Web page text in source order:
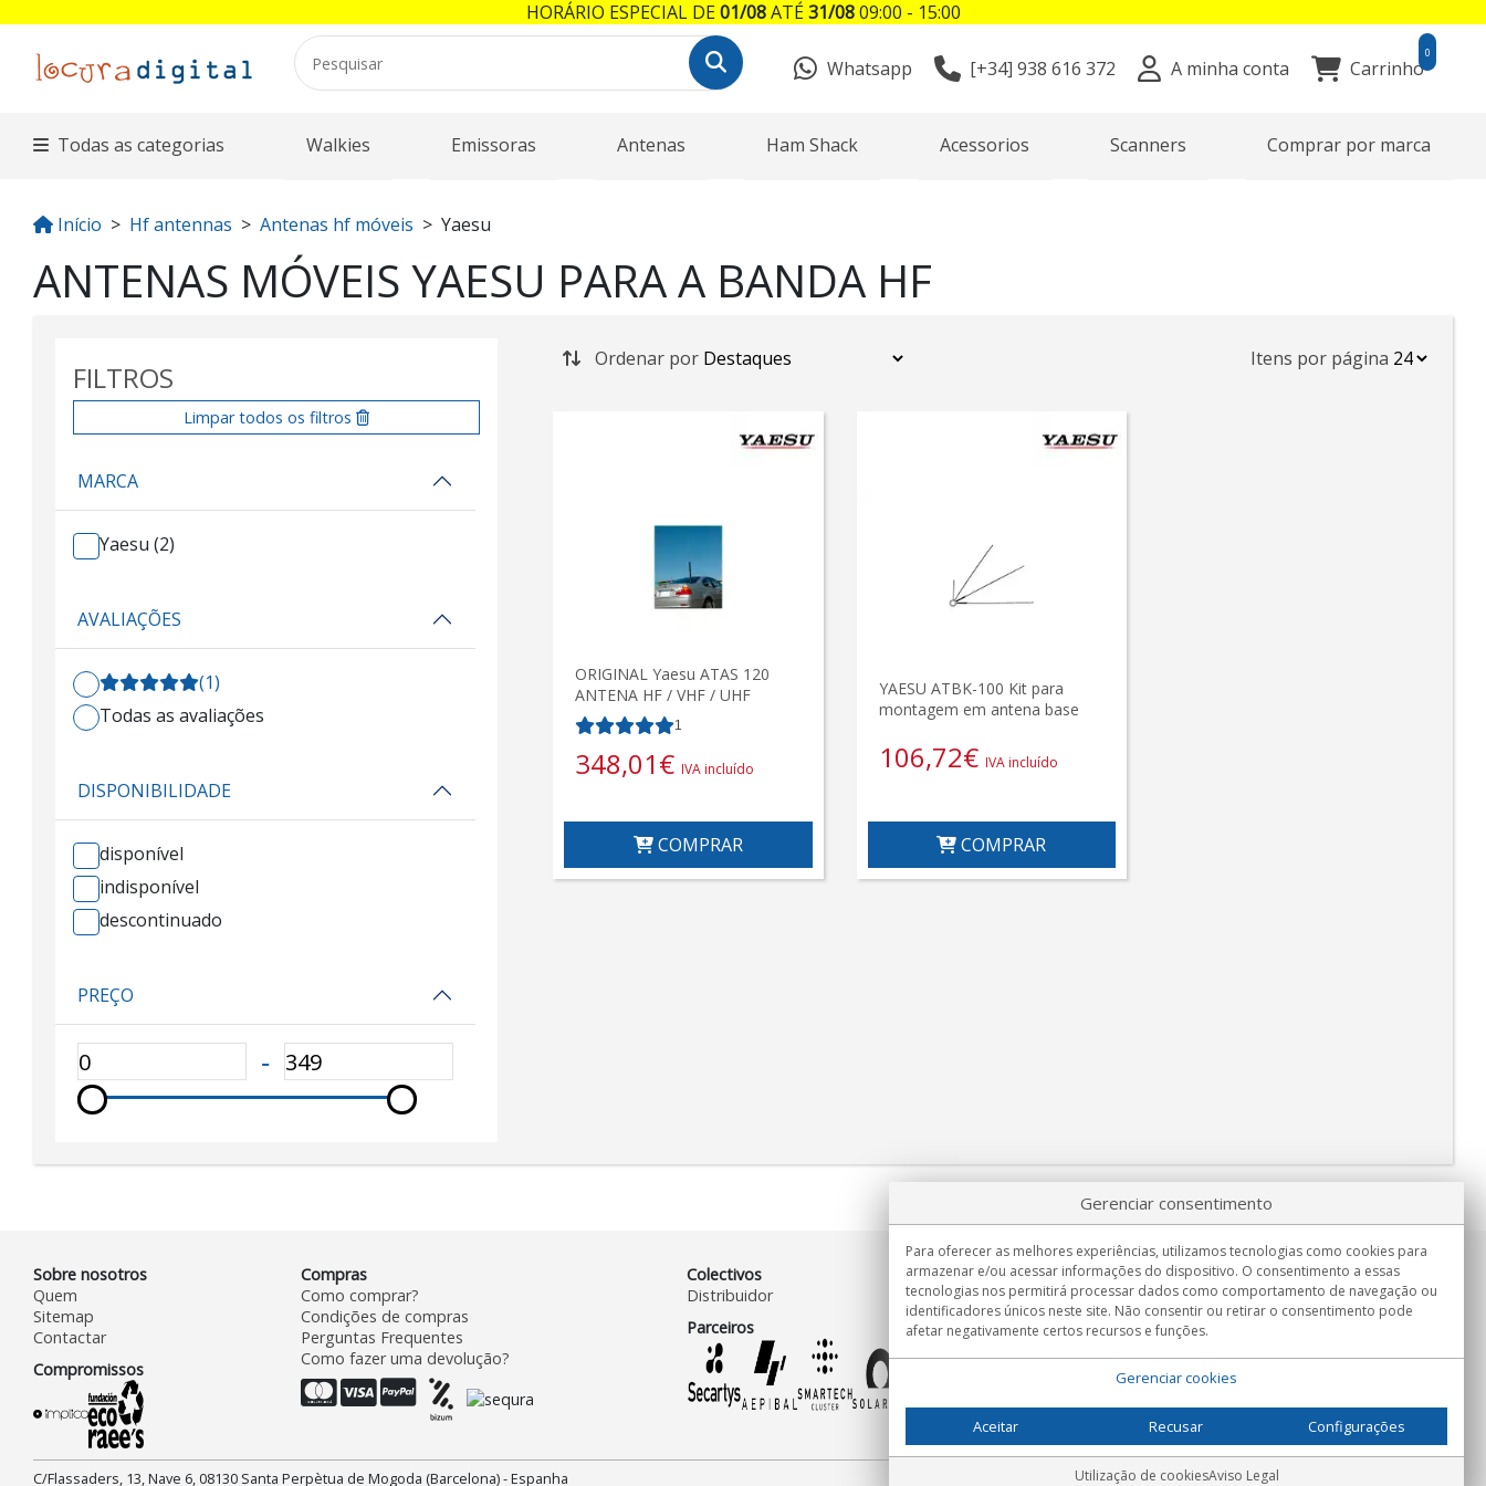
Whatsapp [+34] 938 616 372 A minha conta Carrinho
0
Todas as categorias Walkies Emissoras Antenas Ham Shack Acessorios Scanners Comprar por marca
Início Hf antennas Antenas hf móveis Yaesu
ANTENAS MÓVEIS YAESU PARA A BANDA HF
FILTROS
Limpar todos os filtros
MARCA
Yaesu (2)
AVALIAÇÕES
(1)
Todas as avaliações
DISPONIBILIDADE
disponível
indisponível
descontinuado
PREÇO
‐
Ordenar por Itens por página
ORIGINAL Yaesu ATAS 120
ANTENA HF / VHF / UHF
1
348,01€ IVA incluído
COMPRAR
YAESU ATBK-100 Kit para
montagem em antena base
106,72€ IVA incluído
COMPRAR
Sobre nosotros
Quem
Sitemap
Contactar
Compromissos
Compras
Como comprar?
Condições de compras
Perguntas Frequentes
Como fazer uma devolução?
Colectivos
Distribuidor
Parceiros
Informação
Seg.-Sex. 9:00h - 15:00h.
Entrega em
C/Flassaders, 13, Nave 6, 08130 Santa Perpètua de Mogoda (Barcelona) - Espanha
Gerenciar consentimento
Para oferecer as melhores experiências, utilizamos tecnologias como cookies para
armazenar e/ou acessar informações do dispositivo. O consentimento a essas
tecnologias nos permitirá processar dados como comportamento de navegação ou
identificadores únicos neste site. Não consentir ou retirar o consentimento pode
afetar negativamente certos recursos e funções.
Gerenciar cookies
Aceitar Recusar Configurações
Utilização de cookiesAviso Legal
HORÁRIO ESPECIAL DE01/08ATÉ31/0809:00 - 15:00